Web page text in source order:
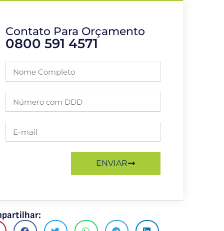
Contato Para Orçamento
0800 591 4571
ENVIAR